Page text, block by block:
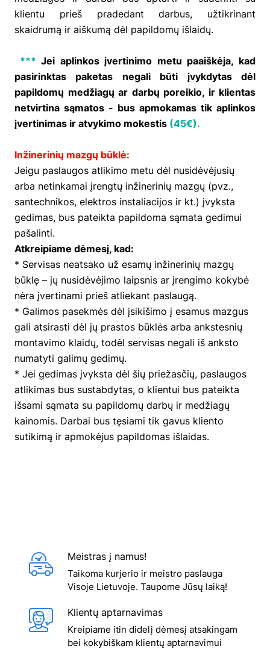
klientu prieš pradedant darbus, užtikrinant
skaidrumą ir aiškumą dėl papildomų išlaidų.
***Jei aplinkos įvertinimo metu paaiškėja, kad
pasirinktas paketas negali būti įvykdytas dėl
papildomų medžiagų ar darbų poreikio, ir klientas
netvirtina sąmatos - bus apmokamas tik aplinkos
įvertinimas ir atvykimo mokestis (45€).
Inžinerinių mazgų būklė:
Jeigu paslaugos atlikimo metu dėl nusidėvėjusių
arba netinkamai įrengtų inžinerinių mazgų (pvz.,
santechnikos, elektros instaliacijos ir kt.) įvyksta
gedimas, bus pateikta papildoma sąmata gedimui
pašalinti.
Atkreipiame dėmesį, kad:
* Servisas neatsako už esamų inžinerinių mazgų
būklę – jų nusidėvėjimo laipsnis ar įrengimo kokybė
nėra įvertinami prieš atliekant paslaugą.
* Galimos pasekmės dėl įsikišimo į esamus mazgus
gali atsirasti dėl jų prastos būklės arba ankstesnių
montavimo klaidų, todėl servisas negali iš anksto
numatyti galimų gedimų.
* Jei gedimas įvyksta dėl šių priežasčių, paslaugos
atlikimas bus sustabdytas, o klientui bus pateikta
išsami sąmata su papildomų darbų ir medžiagų
kainomis. Darbai bus tęsiami tik gavus kliento
sutikimą ir apmokėjus papildomas išlaidas.
Meistras į namus!
Taikoma kurjerio ir meistro paslauga
Visoje Lietuvoje. Taupome Jūsų laiką!
Klientų aptarnavimas
Kreipiame itin didelį dėmesį atsakingam
bei kokybiškam klientų aptarnavimui